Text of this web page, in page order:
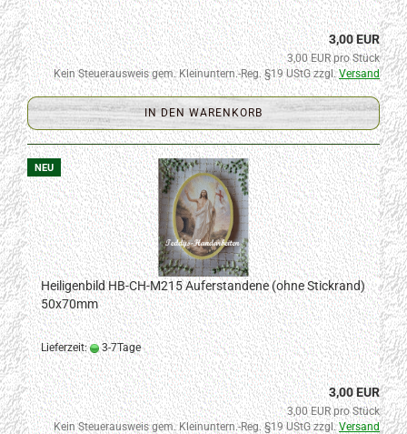
3,00 EUR
3,00 EUR pro Stück
Kein Steuerausweis gem. Kleinuntern.-Reg. §19 UStG zzgl.Versand
IN DEN WARENKORB
NEU
Heiligenbild HB-CH-M215 Auferstandene (ohne Stickrand)
50x70mm
Lieferzeit: 3-7Tage
3,00 EUR
3,00 EUR pro Stück
Kein Steuerausweis gem. Kleinuntern.-Reg. §19 UStG zzgl.Versand